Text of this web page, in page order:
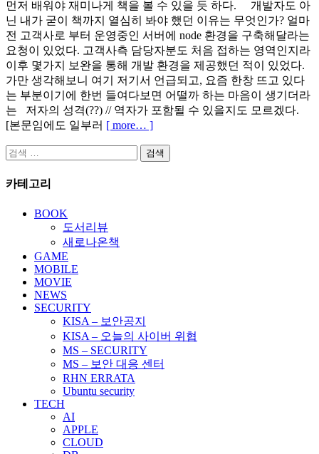
먼저 배워야 재미나게 책을 볼 수 있을 듯 하다. 개발자도 아
닌 내가 굳이 책까지 열심히 봐야 했던 이유는 무엇인가? 얼마
전 고객사로 부터 운영중인 서버에 node 환경을 구축해달라는
요청이 있었다. 고객사측 담당자분도 처음 접하는 영역인지라
이후 몇가지 보완을 통해 개발 환경을 제공했던 적이 있었다.
가만 생각해보니 여기 저기서 언급되고, 요즘 한창 뜨고 있다
는 부분이기에 한번 들여다보면 어떨까 하는 마음이 생기더라
는 저자의 성격(??) // 역자가 포함될 수 있을지도 모르겠다.
[본문임에도 일부러 [ more… ]
검
카테고리
BOOK
도서리뷰
새로나온책
GAME
MOBILE
MOVIE
NEWS
SECURITY
KISA – 보안공지
KISA – 오늘의 사이버 위협
MS – SECURITY
MS – 보안 대응 센터
RHN ERRATA
Ubuntu security
TECH
AI
APPLE
CLOUD